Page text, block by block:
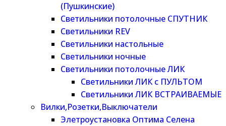
(Пушкинские)
Светильники потолочные СПУТНИК
Светильники REV
Светильники настольные
Светильники ночные
Светильники потолочные ЛИК
Светильники ЛИК с ПУЛЬТОМ
Светильники ЛИК ВСТРАИВАЕМЫЕ
Вилки,Розетки,Выключатели
Элетроустановка Оптима Селена